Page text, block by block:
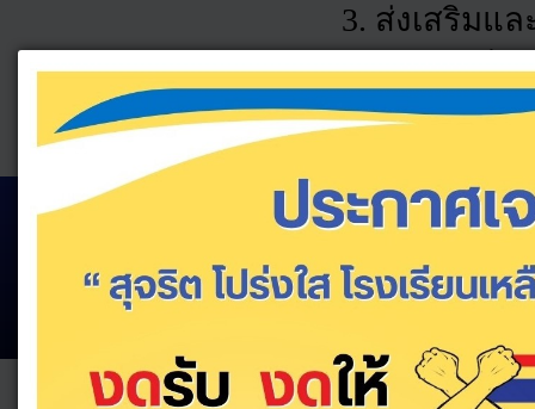
3. ส่งเสริมแ
ธรรมชาติและสิ่ง
ภิบาล
โรงเ
เลขที่ 148 หมู่6 ตำบลก้าน
Tel. 044-634814 Fax.
Joomla